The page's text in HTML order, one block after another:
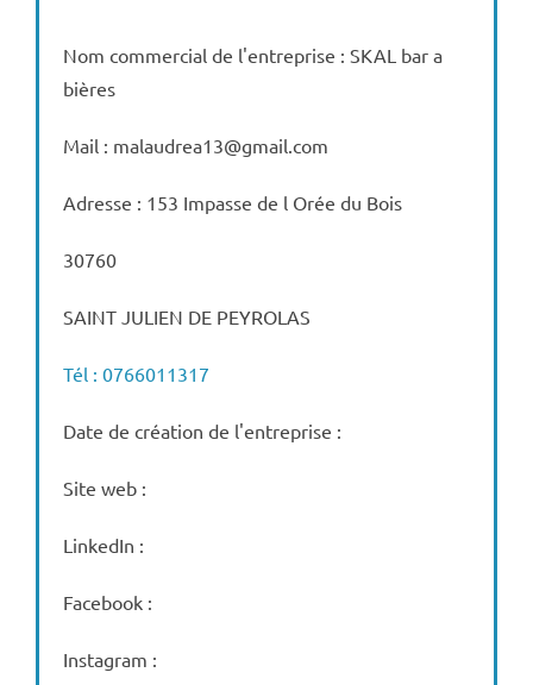
Nom commercial de l'entreprise : SKAL bar a
bières
Mail : malaudrea13@gmail.com
Adresse : 153 Impasse de l Orée du Bois
30760
SAINT JULIEN DE PEYROLAS
Tél : 0766011317
Date de création de l'entreprise :
Site web :
LinkedIn :
Facebook :
Instagram :